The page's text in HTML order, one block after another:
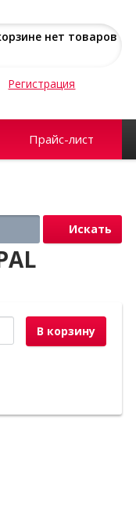
нет товаров
Регистрация
Прайс-лист
Искать
В корзину